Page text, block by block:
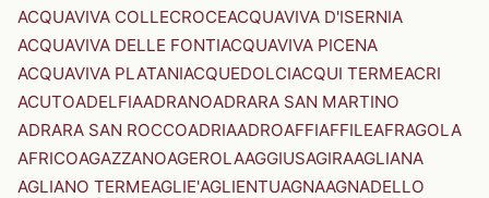
ACQUAVIVA COLLECROCEACQUAVIVA D'ISERNIA
ACQUAVIVA DELLE FONTIACQUAVIVA PICENA
ACQUAVIVA PLATANIACQUEDOLCIACQUI TERMEACRI
ACUTOADELFIAADRANOADRARA SAN MARTINO
ADRARA SAN ROCCOADRIAADROAFFIAFFILEAFRAGOLA
AFRICOAGAZZANOAGEROLAAGGIUSAGIRAAGLIANA
AGLIANO TERMEAGLIE'AGLIENTUAGNAAGNADELLO